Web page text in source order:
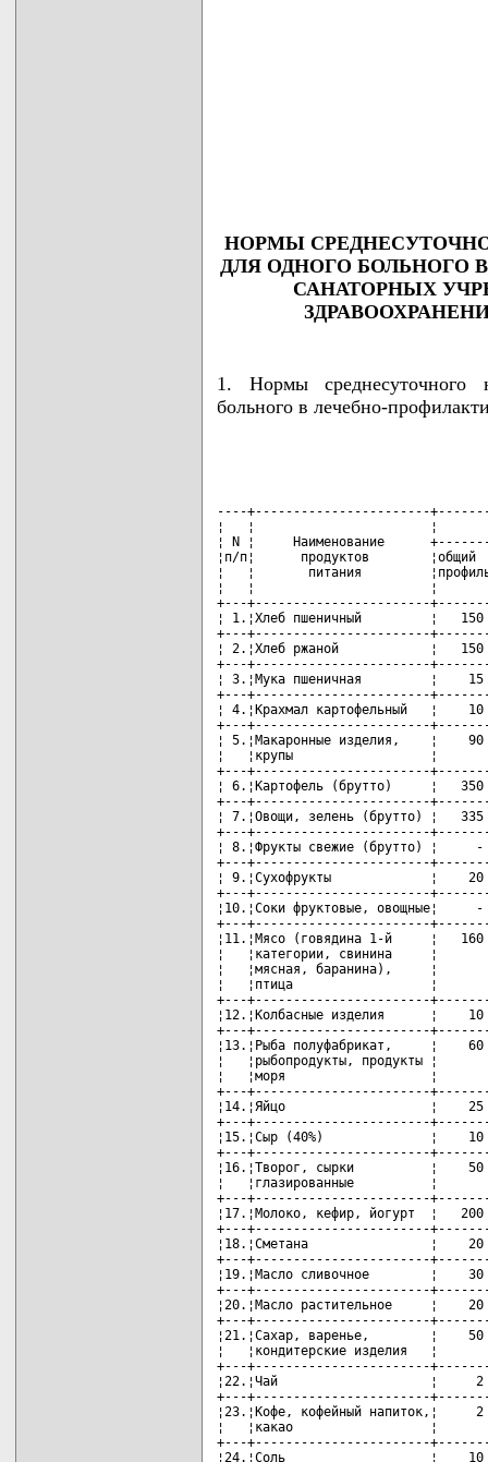
НОРМЫ
ДЛЯ ОДНОГО БОЛЬНОГО
САНАТОРНЫХ
1. Нормы среднесуточного
больного в лечебно-
----+-----------------------
¦   ¦                       ¦
¦ N ¦     Наименование
¦п/п¦      продуктов        ¦общий
¦   ¦       питания         ¦профиль
¦   ¦                       ¦
+---+-----------------------
¦ 1.¦Хлеб пшеничный         ¦
+---+-----------------------
¦ 2.¦Хлеб ржаной            ¦
+---+-----------------------
¦ 3.¦Мука пшеничная         ¦
+---+-----------------------
¦ 4.¦Крахмал картофельный
+---+-----------------------
¦ 5.¦Макаронные изделия,    ¦
¦   ¦крупы                  ¦
+---+-----------------------
¦ 6.¦Картофель (брутто)     ¦
+---+-----------------------
¦ 7.¦Овощи, зелень (брутто) ¦
+---+-----------------------
¦ 8.¦Фрукты свежие (брутто)
+---+-----------------------
¦ 9.¦Сухофрукты             ¦
+---+-----------------------
¦10.¦Соки фруктовые,
+---+-----------------------
¦11.¦Мясо (говядина 1-й     ¦
¦   ¦категории, свинина
¦   ¦мясная, баранина),
¦   ¦птица                  ¦
+---+-----------------------
¦12.¦Колбасные изделия
+---+-----------------------
¦13.¦Рыба полуфабрикат,     ¦
¦   ¦рыбопродукты,
¦   ¦моря                   ¦
+---+-----------------------
¦14.¦Яйцо                   ¦    25
+---+-----------------------
¦15.¦Сыр (40%)              ¦
+---+-----------------------
¦16.¦Творог, сырки          ¦
¦   ¦глазированные
+---+-----------------------
¦17.¦Молоко, кефир, йогурт  ¦
+---+-----------------------
¦18.¦Сметана                ¦
+---+-----------------------
¦19.¦Масло сливочное        ¦
+---+-----------------------
¦20.¦Масло растительное     ¦
+---+-----------------------
¦21.¦Сахар, варенье,        ¦
¦   ¦кондитерские изделия
+---+-----------------------
¦22.¦Чай                    ¦
+---+-----------------------
¦23.¦Кофе, кофейный
¦   ¦какао                  ¦
+---+-----------------------
¦24.¦Соль                   ¦    10